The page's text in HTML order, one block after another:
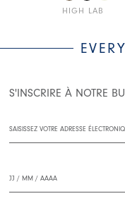
HIGH LAB
S'INSCRIRE À NOTRE